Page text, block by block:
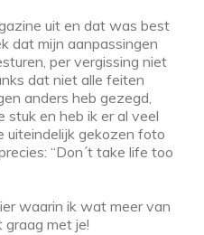
uit en dat was best
dat mijn aanpassingen
per vergissing niet
dat niet alle feiten
anders heb gezegd,
stuk en heb ik er al veel
uiteindelijk gekozen foto
“Don´t take life too
waarin ik wat meer van
met je!